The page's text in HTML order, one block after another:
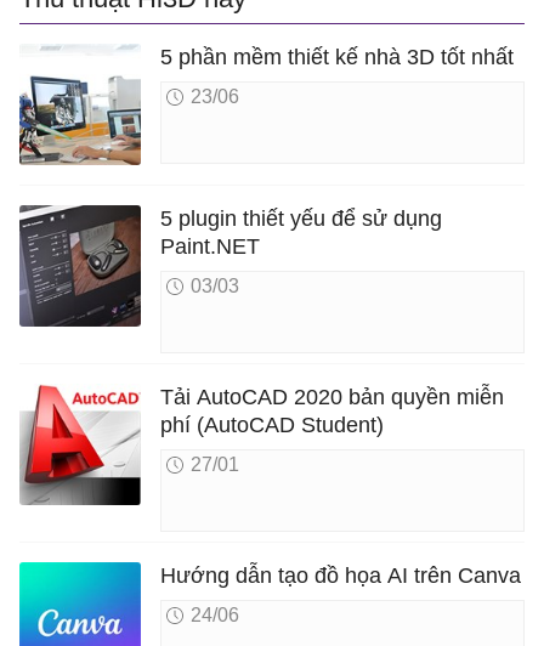
5 phần mềm thiết kế nhà 3D tốt nhất
23/06
5 plugin thiết yếu để sử dụng
Paint.NET
03/03
Tải AutoCAD 2020 bản quyền miễn
phí (AutoCAD Student)
27/01
Hướng dẫn tạo đồ họa AI trên Canva
24/06